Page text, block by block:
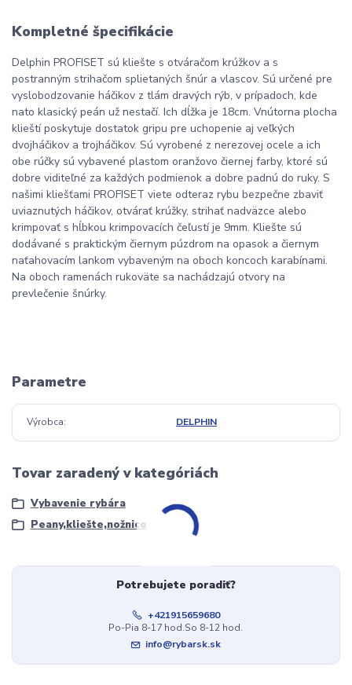
Kompletné špecifikácie
Delphin PROFISET sú kliešte s otváračom krúžkov a s
postranným strihačom splietaných šnúr a vlascov. Sú určené pre
vyslobodzovanie háčikov z tlám dravých rýb, v prípadoch, kde
nato klasický peán už nestačí. Ich dĺžka je 18cm. Vnútorna plocha
klieští poskytuje dostatok gripu pre uchopenie aj veľkých
dvojháčikov a trojháčikov. Sú vyrobené z nerezovej ocele a ich
obe rúčky sú vybavené plastom oranžovo čiernej farby, ktoré sú
dobre viditeľné za každých podmienok a dobre padnú do ruky. S
našimi kliešťami PROFISET viete odteraz rybu bezpečne zbaviť
uviaznutých háčikov, otvárať krúžky, strihať nadväzce alebo
krimpovať s hĺbkou krimpovacích čeľustí je 9mm. Kliešte sú
dodávané s praktickým čiernym púzdrom na opasok a čiernym
naťahovacím lankom vybaveným na oboch koncoch karabínami.
Na oboch ramenách rukoväte sa nachádzajú otvory na
prevlečenie šnúrky.
Parametre
Výrobca DELPHIN
Tovar zaradený v kategóriách
Vybavenie rybára
Peany,kliešte,nožnice
Potrebujete poradiť?
+421915659680
Po-Pia 8-17 hod.So 8-12 hod.
info@rybarsk.sk